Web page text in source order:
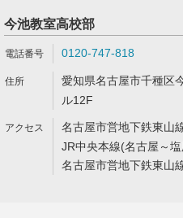
今池教室高校部
0120-747-818
愛知県名古屋市千種区
ル12F
名古屋市営地下鉄東山
JR中央本線(名古屋～
名古屋市営地下鉄東山